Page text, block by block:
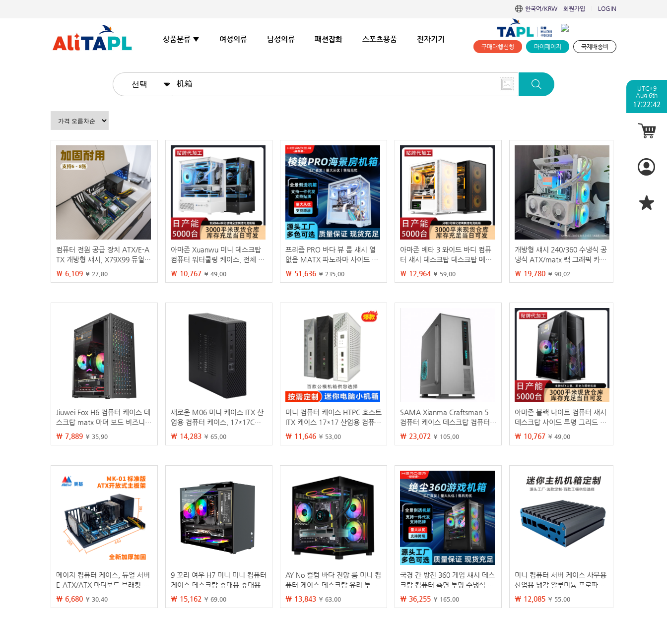
한국어/KRW 회원가입 LOGIN
상품분류 ▼ 여성의류 남성의류 패션잡화 스포츠용품 전자기기
구매대행신청 마이페이지 국제배송비
UTC+9
Aug 6th
17:22:43
컴퓨터 전원 공급 장치 ATX/E-A
TX 개방형 섀시, X79X99 듀얼
채널 서버 마더보드 브래킷 고정
프레임
₩ 6,109 ¥ 27.80
아마존 Xuanwu 미니 데스크탑
컴퓨터 워터쿨링 케이스, 전체 투
명 유리 게이밍 씨뷰룸 케이스
₩ 10,767 ¥ 49.00
프리즘 PRO 바다 뷰 룸 섀시 열
없음 MATX 파노라마 사이드 24
0/360 수냉식 데스크톱 컴퓨터
섀시
₩ 51,636 ¥ 235.00
아마존 베타 3 와이드 바디 컴퓨
터 섀시 데스크탑 데스크탑 메쉬
수냉식 유리 게임 완전 투명 섀시
₩ 12,964 ¥ 59.00
개방형 섀시 240/360 수냉식 공
냉식 ATX/matx 랙 그래픽 카드
수직 장착 컴퓨터 호스트 소형
섀시
₩ 19,780 ¥ 90.02
Jiuwei Fox H6 컴퓨터 케이스 데
스크탑 matx 마더 보드 비즈니스
사무실 diy 쉘 itx 두꺼운 플레이
트
₩ 7,889 ¥ 35.90
새로운 M06 미니 케이스 ITX 산
업용 컴퓨터 케이스, 17*17CM
마더보드 장착 가능, 소형 휴대용
MINI
₩ 14,283 ¥ 65.00
미니 컴퓨터 케이스 HTPC 호스트
ITX 케이스 17*17 산업용 컴퓨터
케이스 소형 컴퓨터 미니PC 케이
스
₩ 11,646 ¥ 53.00
SAMA Xianma Craftsman 5
컴퓨터 케이스 데스크탑 컴퓨터
케이스 전원 장치 상단 장착 가정
용 사무용 케이스 냉각
₩ 23,072 ¥ 105.00
아마존 블랙 나이트 컴퓨터 섀시
데스크탑 사이드 투명 그리드 중
공 강력한 방열 E 스포츠 게임 섀
시
₩ 10,767 ¥ 49.00
메이지 컴퓨터 케이스, 듀얼 서버
E-ATX/ATX 마더보드 브래킷 테
스트 랙/강화형 3 서버
₩ 6,680 ¥ 30.40
9 꼬리 여우 H7 미니 미니 컴퓨터
케이스 데스크탑 휴대용 휴대용
matx 흰색 측면 투명 diy 쉘 itx
₩ 15,162 ¥ 69.00
AY No 컬럼 바다 전망 룸 미니 컴
퓨터 케이스 데스크탑 유리 투명
매트 마더 보드 240 물 냉각 흰색
₩ 13,843 ¥ 63.00
국경 간 방진 360 게임 섀시 데스
크탑 컴퓨터 측면 투명 수냉식 전
자 스포츠 인터넷 바 인터넷 커피
게임 3.0 섀시
₩ 36,255 ¥ 165.00
미니 컴퓨터 서버 케이스 사무용
산업용 냉각 알루미늄 프로파일
소형 호스트 케이스 10*10 마더
보드 호환
₩ 12,085 ¥ 55.00